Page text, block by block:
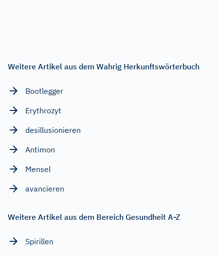
Weitere Artikel aus dem Wahrig Herkunftswörterbuch
Bootlegger
Erythrozyt
desillusionieren
Antimon
Mensel
avancieren
Weitere Artikel aus dem Bereich Gesundheit A-Z
Spirillen